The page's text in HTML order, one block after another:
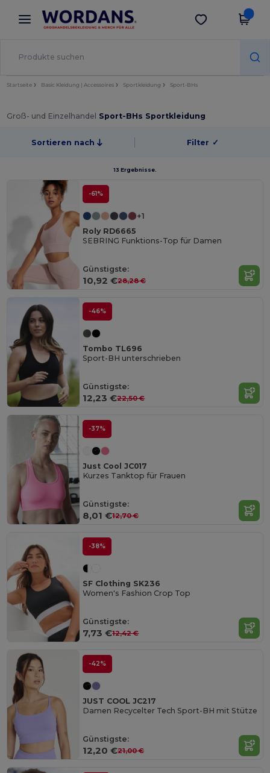
× Wordans App
Bessere Preise in der App!
App holen
Startseite Basic Kleidung | Accessoires Sportkleidung Sport-BHs
Groß- und Einzelhandel Sport-BHs Sportkleidung
Sortieren nach Filter ✓
13 Ergebnisse.
-61%
+1
Roly RD6665
SEBRING Funktions-Top für Damen
Günstigste:
10,92 €28,28 €
-46%
Tombo TL696
Sport-BH unterschrieben
Günstigste:
12,23 €22,50 €
-37%
Just Cool JC017
Kurzes Tanktop für Frauen
Günstigste:
8,01 €12,70 €
-38%
SF Clothing SK236
Women's Fashion Crop Top
Günstigste:
7,73 €12,42 €
-42%
JUST COOL JC217
Damen Recycelter Tech Sport-BH mit Stütze
Günstigste:
12,20 €21,00 €